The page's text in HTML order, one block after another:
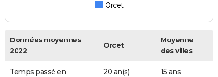
Orcet
Données moyennes
2022
Orcet
Moyenne
des villes
Temps passé en
20 an(s) 15 ans